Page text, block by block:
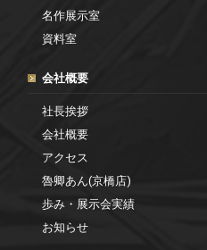
名作展示室
資料室
会社概要
社長挨拶
会社概要
アクセス
魯卿あん(京橋店)
歩み・展示会実績
お知らせ